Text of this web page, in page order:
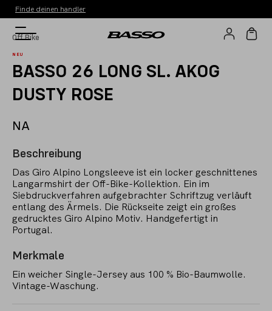
Finde deinen handler
Off Bike
NEU
BASSO 26 LONG SL. AKOG
DUSTY ROSE
NA
Beschreibung
Das Giro Alpino Longsleeve ist ein locker geschnittenes
Langarmshirt der Off-Bike-Kollektion. Ein im
Siebdruckverfahren aufgebrachter Schriftzug verläuft
entlang des Ärmels. Die Rückseite zeigt ein großes
gedrucktes Giro Alpino Motiv. Handgefertigt in
Portugal.
Merkmale
Ein weicher Single-Jersey aus 100 % Bio-Baumwolle.
Vintage-Waschung.